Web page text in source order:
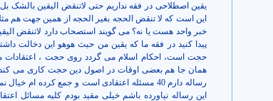
یقین اصطلاحی در فقه نداریم حتی لاتنقض الیقین بالشک
این است که لا تنقض الحجه بغیر الحجه از همین جهت هم
خبر واحد هست یا نه؟ می گویند استصحاب دارد لاتنقض
پیدا کنید در فقه ما که یقین من حیث هوهو این دخالت
حجت است، احکام اسلام می گردد روی حجت ، اعتقادات
همان جا هم بعضی اوقات در اصول دین حجت کاری می کند
رساله دارم 40 مسئله اعتقادی است و جمع کرده
این رساله نیاورده باشم خیلی مقید بودم کلیه مسائل